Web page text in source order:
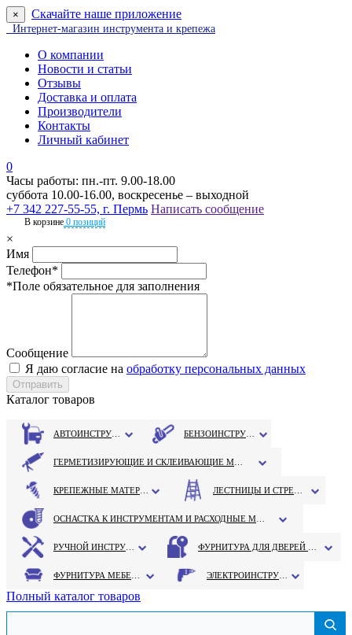
× Скачайте наше приложение
Интернет-магазин инструмента и крепежа
О компании
Новости и статьи
Отзывы
Доставка и оплата
Производители
Контакты
Личный кабинет
0
Часы работы: пн.-пт. 9.00-18.00
суббота 10.00-16.00, воскресенье – выходной
+7 342 227-55-55, г. Пермь Написать сообщение
В корзине 0 позиций
×
Имя
Телефон*
*Поле обязательное для заполнения
Сообщение
Я даю согласие на обработку персональных данных
Каталог товаров
Полный каталог товаров